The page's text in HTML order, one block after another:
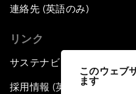
このウェブ
ます
連絡先 (英語のみ)
リンク
サステナビリティへの取り
採用情報 (英語のみ)